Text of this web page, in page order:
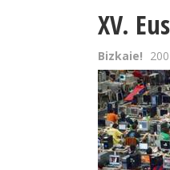
XV.
Bizkaie!